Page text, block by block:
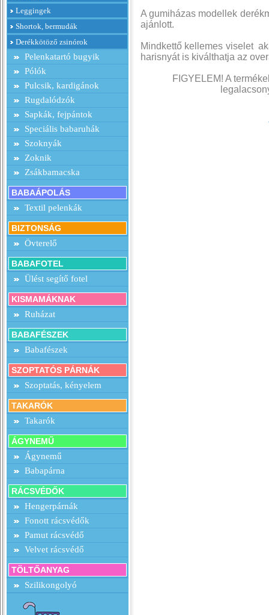
Leggingek
Shortok, bermudák
Derékkötöző zsinórok
Pelenkatartó bugyik
Pólók
Pulcsik, kardigánok
Rugdalódzók
Sapkák, fejpántok
Speciális babaruhák
Szoknyák
Zoknik
Zsákbamacska
BABAÁPOLÁS
Textil pelenkák
BIZTONSÁG
Övterelő
BABAFOTEL
Ülést segítő fotel
KISMAMÁKNAK
Ruházat
BABAFÉSZEK
Babafészek
SZOPTATÓS PÁRNÁK
Szoptatás, kényelem
TAKARÓK
Takarók
ÁGYNEMŰ
Ágynemű
Babapárna
RÁCSVÉDŐK
Hengerpárnák
Fonott rácsvédők
Pamut rácsvédő
Velvet rácsvédő
TÖLTŐANYAG
Szilikongolyó
A gumiházas modellek
ajánlott.
Mindkettő kellemes viselet
harisnyát is kiválthatja az
FIGYELEM! A